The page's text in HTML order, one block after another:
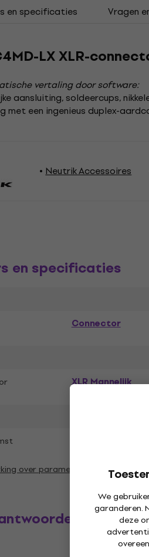
We
garanderen.
deze
en specificaties Vragen
LX XLR-
vertaling door software:
aansluiting, soldeercups,
met een ingenieus duplex-
Neutrik Accessoires
en specificaties
Connector
XLR Mannelijk
over parameters